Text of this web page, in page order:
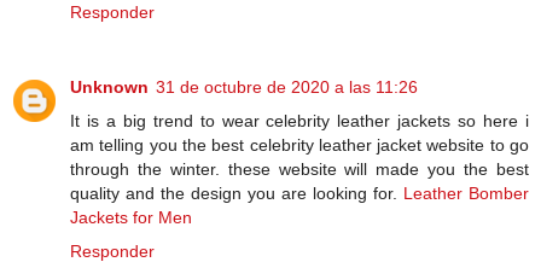
Responder
Unknown 31 de octubre de 2020 a las 11:26
It is a big trend to wear celebrity leather jackets so here i
am telling you the best celebrity leather jacket website to go
through the winter. these website will made you the best
quality and the design you are looking for. Leather Bomber
Jackets for Men
Responder